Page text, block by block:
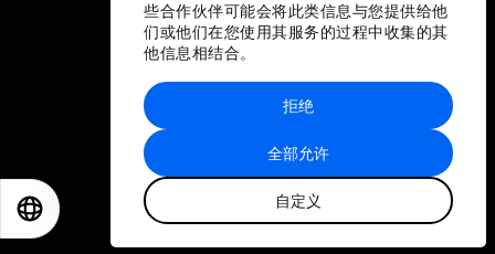
些合作伙伴可能会将此类信息与您提供给他
们或他们在您使用其服务的过程中收集的其
他信息相结合。
全部允许
自定义
拒绝
站点地图
世界经济论坛